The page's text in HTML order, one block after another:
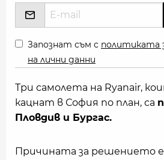
Запознат съм с политиката
на лични данни
Три самолета на Ryanair,
кацнат в София по план, са
Пловдив и Бургас.
Причината за решението е